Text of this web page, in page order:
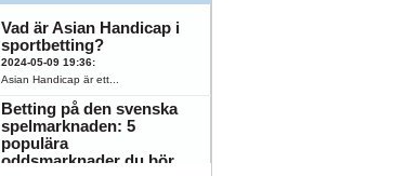
Vad är Asian Handicap i
sportbetting?
2024-05-09 19:36:
Asian Handicap är ett...
Betting på den svenska
spelmarknaden: 5
populära
oddsmarknader du bör